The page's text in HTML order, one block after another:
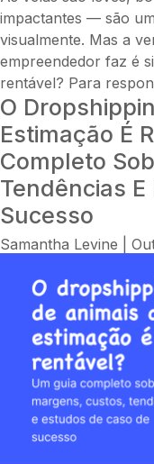
impactantes — são
visualmente. Mas a
empreendedor faz é
rentável? Para
O
Estimação É
Completo
Tendências
Sucesso
Samantha Levine